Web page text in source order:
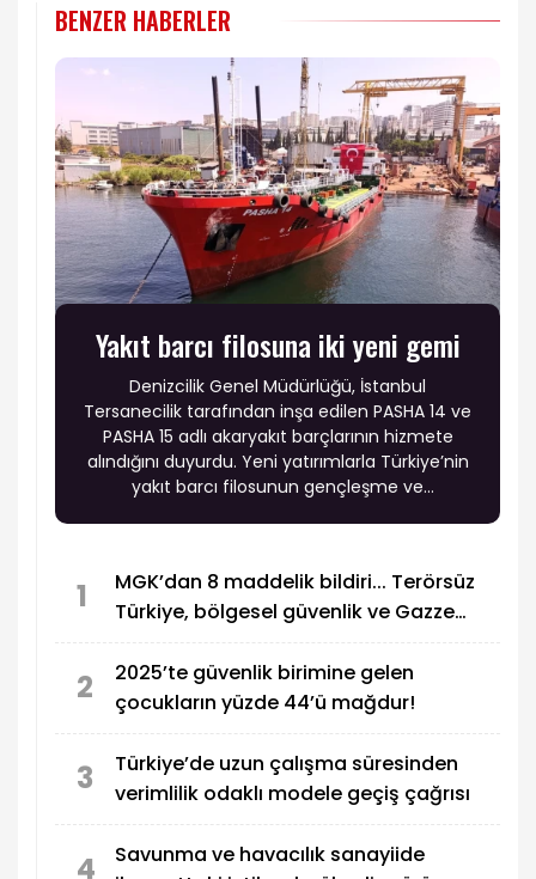
BENZER HABERLER
Yakıt barcı filosuna iki yeni gemi
Denizcilik Genel Müdürlüğü, İstanbul
Tersanecilik tarafından inşa edilen PASHA 14 ve
PASHA 15 adlı akaryakıt barçlarının hizmete
alındığını duyurdu. Yeni yatırımlarla Türkiye’nin
yakıt barcı filosunun gençleşme ve
1
MGK’dan 8 maddelik bildiri... Terörsüz
Türkiye, bölgesel güvenlik ve Gazze
2
2025’te güvenlik birimine gelen
çocukların yüzde 44’ü mağdur!
3
Türkiye’de uzun çalışma süresinden
verimlilik odaklı modele geçiş çağrısı
4
Savunma ve havacılık sanayiide